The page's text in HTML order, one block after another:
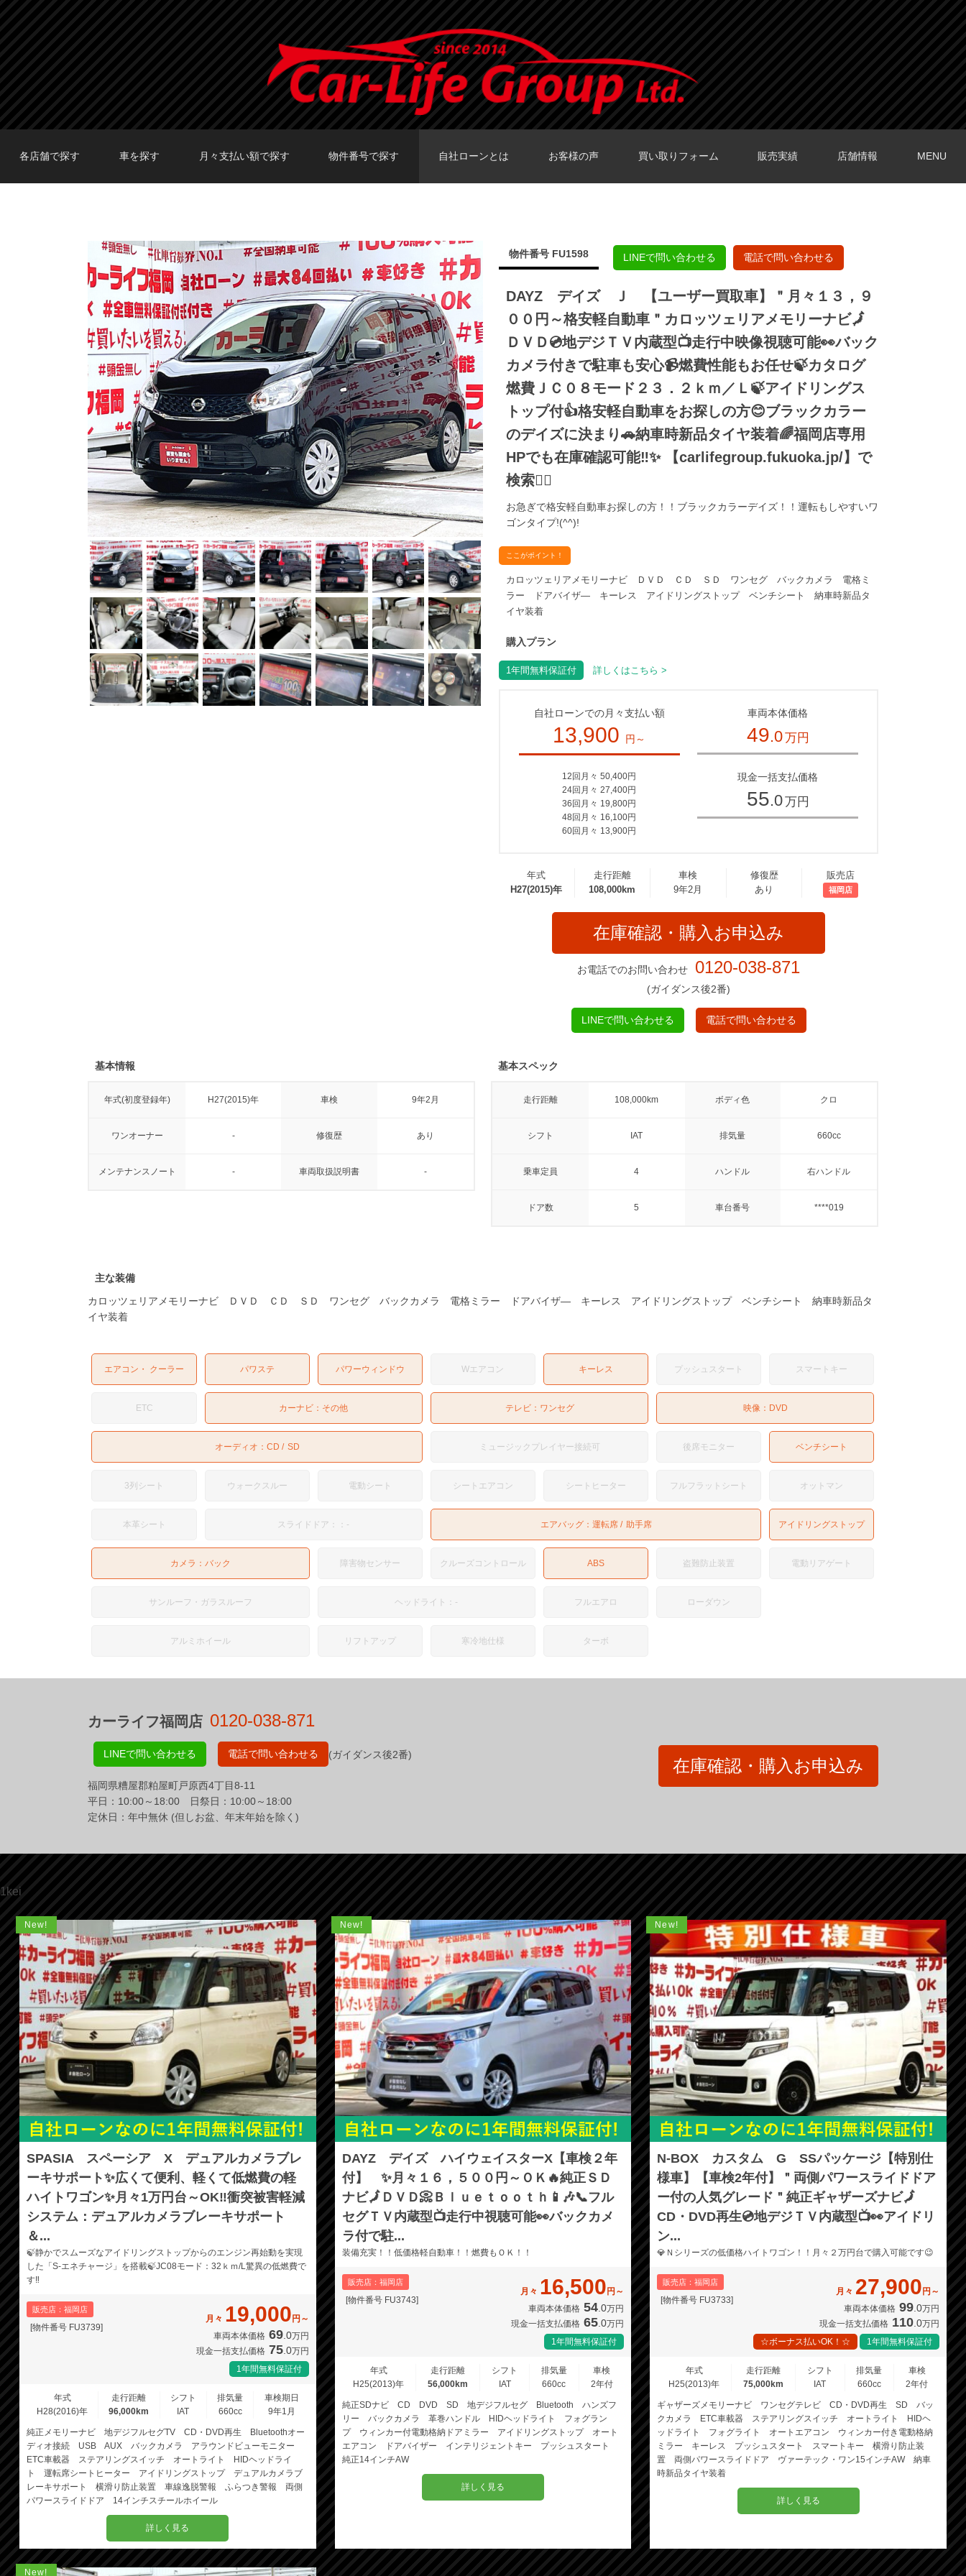
各店舗で探す 車を探す 月々支払い額で探す 物件番号で探す 自社ローンとは お客様の声 買い取りフォーム 販売実績 店舗情報 MENU
物件番号 FU1598 LINEで問い合わせる 電話で問い合わせる
DAYZ デイズ Ｊ 【ユーザー買取車】＂月々１３，９
００円～格安軽自動車＂カロッツェリアメモリーナビ🗾
ＤＶＤ💿地デジＴＶ内蔵型📺走行中映像視聴可能👀バック
カメラ付きで駐車も安心📹燃費性能もお任せ🍃カタログ
燃費ＪＣ０８モード２３．２ｋｍ／Ｌ🍃アイドリングス
トップ付👍格安軽自動車をお探しの方😊ブラックカラー
のデイズに決まり🚗納車時新品タイヤ装着🌈福岡店専用
HPでも在庫確認可能‼✨ 【carlifegroup.fukuoka.jp/】で
検索🕵️‍♂️
お急ぎで格安軽自動車お探しの方！！ブラックカラーデイズ！！運転もしやすいワ
ゴンタイプ!(^^)!
ここがポイント！
カロッツェリアメモリーナビ ＤＶＤ ＣＤ ＳＤ ワンセグ バックカメラ 電格ミ
ラー ドアバイザ― キーレス アイドリングストップ ベンチシート 納車時新品タ
イヤ装着
購入プラン
1年間無料保証付 詳しくはこちら >
自社ローンでの月々支払い額
13,900 円～
12回月々 50,400円
24回月々 27,400円
36回月々 19,800円
48回月々 16,100円
60回月々 13,900円
車両本体価格
49.0万円
現金一括支払価格
55.0万円
年式
H27(2015)年
走行距離
108,000km
車検
9年2月
修復歴
あり
販売店
福岡店
在庫確認・購入お申込み
お電話でのお問い合わせ 0120-038-871
(ガイダンス後2番)
LINEで問い合わせる 電話で問い合わせる
基本情報
年式(初度登録年) H27(2015)年 車検 9年2月
ワンオーナー - 修復歴 あり
メンテナンスノート - 車両取扱説明書 -
基本スペック
走行距離 108,000km ボディ色 クロ
シフト IAT 排気量 660cc
乗車定員 4 ハンドル 右ハンドル
ドア数 5 車台番号 ****019
主な装備
カロッツェリアメモリーナビ ＤＶＤ ＣＤ ＳＤ ワンセグ バックカメラ 電格ミラー ドアバイザ― キーレス アイドリングストップ ベンチシート 納車時新品タ
イヤ装着
エアコン・ クーラー パワステ パワーウィンドウ Wエアコン キーレス プッシュスタート スマートキー
ETC カーナビ： その他 テレビ： ワンセグ 映像： DVD
オーディオ： CD SD ミュージックプレイヤー接続可 後席モニター ベンチシート
3列シート ウォークスルー 電動シート シートエアコン シートヒーター フルフラットシート オットマン
本革シート スライドドア：：- エアバッグ： 運転席 助手席 アイドリングストップ
カメラ：バック 障害物センサー クルーズコントロール ABS 盗難防止装置 電動リアゲート
サンルーフ・ガラスルーフ ヘッドライト：- フルエアロ ローダウン
アルミホイール リフトアップ 寒冷地仕様 ターボ
カーライフ福岡店 0120-038-871
LINEで問い合わせる 電話で問い合わせる (ガイダンス後2番)
福岡県糟屋郡粕屋町戸原西4丁目8-11
平日：10:00～18:00 日祭日：10:00～18:00
定休日：年中無休 (但しお盆、年末年始を除く)
在庫確認・購入お申込み
1kei
New!
SPASIA スペーシア X デュアルカメラブレ
ーキサポート✨広くて便利、軽くて低燃費の軽
ハイトワゴン✨月々1万円台～OK‼️衝突被害軽減
システム：デュアルカメラブレーキサポート
＆...
🍃静かでスムーズなアイドリングストップからのエンジン再始動を実現
した「S‐エネチャージ」を搭載🍃JC08モード：32ｋｍ/L驚異の低燃費で
す‼️
販売店：福岡店
[物件番号 FU3739]
月々 19,000 円～
車両本体価格 69.0万円
現金一括支払価格 75.0万円
1年間無料保証付
年式
H28(2016)年
走行距離
96,000km
シフト
IAT
排気量
660cc
車検期日
9年1月
純正メモリーナビ 地デジフルセグTV CD・DVD再生 Bluetoothオー
ディオ接続 USB AUX バックカメラ アラウンドビューモニター
ETC車載器 ステアリングスイッチ オートライト HIDヘッドライ
ト 運転席シートヒーター アイドリングストップ デュアルカメラブ
レーキサポート 横滑り防止装置 車線逸脱警報 ふらつき警報 両側
パワースライドドア 14インチスチールホイール
詳しく見る
New!
DAYZ デイズ ハイウェイスターX【車検２年
付】 ✨月々１６，５００円～ＯＫ🔥純正ＳＤ
ナビ🗾ＤＶＤ📀Ｂｌｕｅｔｏｏｔｈ📱🎶📞フル
セグＴＶ内蔵型📺走行中視聴可能👀バックカメ
ラ付で駐...
装備充実！！低価格軽自動車！！燃費もＯＫ！！
販売店：福岡店
[物件番号 FU3743]
月々 16,500 円～
車両本体価格 54.0万円
現金一括支払価格 65.0万円
1年間無料保証付
年式
H25(2013)年
走行距離
56,000km
シフト
IAT
排気量
660cc
車検
2年付
純正SDナビ CD DVD SD 地デジフルセグ Bluetooth ハンズフ
リー バックカメラ 革巻ハンドル HIDヘッドライト フォグラン
プ ウィンカー付電動格納ドアミラー アイドリングストップ オート
エアコン ドアバイザー インテリジェントキー プッシュスタート
純正14インチAW
詳しく見る
New!
N-BOX カスタム G SSパッケージ【特別仕
様車】【車検2年付】＂両側パワースライドドア
ー付の人気グレード＂純正ギャザーズナビ🗾
CD・DVD再生💿地デジＴＶ内蔵型📺👀アイドリ
ン...
💎Ｎシリーズの低価格ハイトワゴン！！月々２万円台で購入可能です😉
販売店：福岡店
[物件番号 FU3733]
月々 27,900 円～
車両本体価格 99.0万円
現金一括支払価格 110.0万円
☆ボーナス払いOK！☆
1年間無料保証付
年式
H25(2013)年
走行距離
75,000km
シフト
IAT
排気量
660cc
車検
2年付
ギャザーズメモリーナビ ワンセグテレビ CD・DVD再生 SD バッ
クカメラ ETC車載器 ステアリングスイッチ オートライト HIDヘ
ッドライト フォグライト オートエアコン ウィンカー付き電動格納
ミラー キーレス プッシュスタート スマートキー 横滑り防止装
置 両側パワースライドドア ヴァーテック・ワン15インチAW 納車
時新品タイヤ装着
詳しく見る
New!